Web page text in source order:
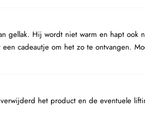
gellak. Hij wordt niet warm en hapt ook
cadeautje om het zo te ontvangen.
het product en de eventuele